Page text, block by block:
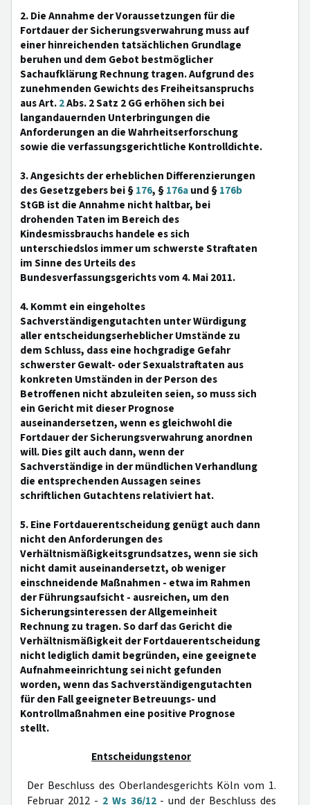
2. Die Annahme der Voraussetzungen für die
Fortdauer der Sicherungsverwahrung muss auf
einer hinreichenden tatsächlichen Grundlage
beruhen und dem Gebot bestmöglicher
Sachaufklärung Rechnung tragen. Aufgrund des
zunehmenden Gewichts des Freiheitsanspruchs
aus Art.2Abs. 2 Satz 2 GG erhöhen sich bei
langandauernden Unterbringungen die
Anforderungen an die Wahrheitserforschung
sowie die verfassungsgerichtliche Kontrolldichte.
3. Angesichts der erheblichen Differenzierungen
des Gesetzgebers bei §176, §176aund §176b
StGB ist die Annahme nicht haltbar, bei
drohenden Taten im Bereich des
Kindesmissbrauchs handele es sich
unterschiedslos immer um schwerste Straftaten
im Sinne des Urteils des
Bundesverfassungsgerichts vom 4. Mai 2011.
4. Kommt ein eingeholtes
Sachverständigengutachten unter Würdigung
aller entscheidungserheblicher Umstände zu
dem Schluss, dass eine hochgradige Gefahr
schwerster Gewalt- oder Sexualstraftaten aus
konkreten Umständen in der Person des
Betroffenen nicht abzuleiten seien, so muss sich
ein Gericht mit dieser Prognose
auseinandersetzen, wenn es gleichwohl die
Fortdauer der Sicherungsverwahrung anordnen
will. Dies gilt auch dann, wenn der
Sachverständige in der mündlichen Verhandlung
die entsprechenden Aussagen seines
schriftlichen Gutachtens relativiert hat.
5. Eine Fortdauerentscheidung genügt auch dann
nicht den Anforderungen des
Verhältnismäßigkeitsgrundsatzes, wenn sie sich
nicht damit auseinandersetzt, ob weniger
einschneidende Maßnahmen - etwa im Rahmen
der Führungsaufsicht - ausreichen, um den
Sicherungsinteressen der Allgemeinheit
Rechnung zu tragen. So darf das Gericht die
Verhältnismäßigkeit der Fortdauerentscheidung
nicht lediglich damit begründen, eine geeignete
Aufnahmeeinrichtung sei nicht gefunden
worden, wenn das Sachverständigengutachten
für den Fall geeigneter Betreuungs- und
Kontrollmaßnahmen eine positive Prognose
stellt.
Entscheidungstenor
Der Beschluss des Oberlandesgerichts Köln vom 1.
Februar 2012 - 2 Ws 36/12- und der Beschluss des